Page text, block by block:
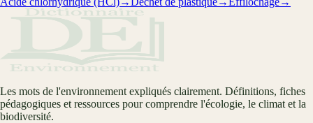
Les mots de l'environnement expliqués clairement. Définitions, fiches
pédagogiques et ressources pour comprendre l'écologie, le climat et la
biodiversité.